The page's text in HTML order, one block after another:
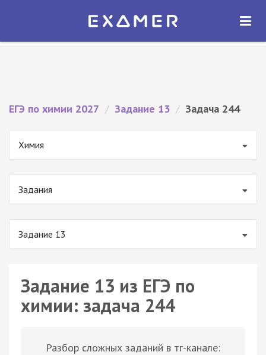
Экзамер — ЕГЭ 2027
ОТКРЫТЬ
ЕГЭ по химии 2027 / Задание 13 / Задача 244
Химия
Задания
Задание 13
Задание 13 из ЕГЭ по
химии: задача 244
Разбор сложных заданий в тг-канале: